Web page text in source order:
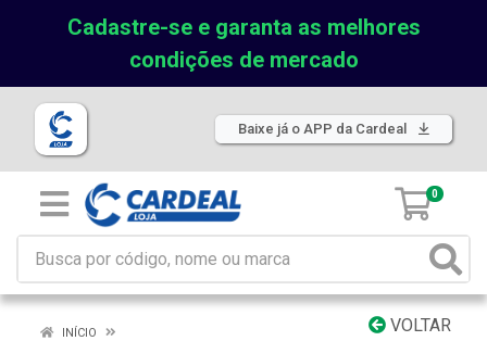
Cadastre-se e garanta as melhores
condições de mercado
Baixe já o APP da Cardeal
0
VOLTAR
INÍCIO